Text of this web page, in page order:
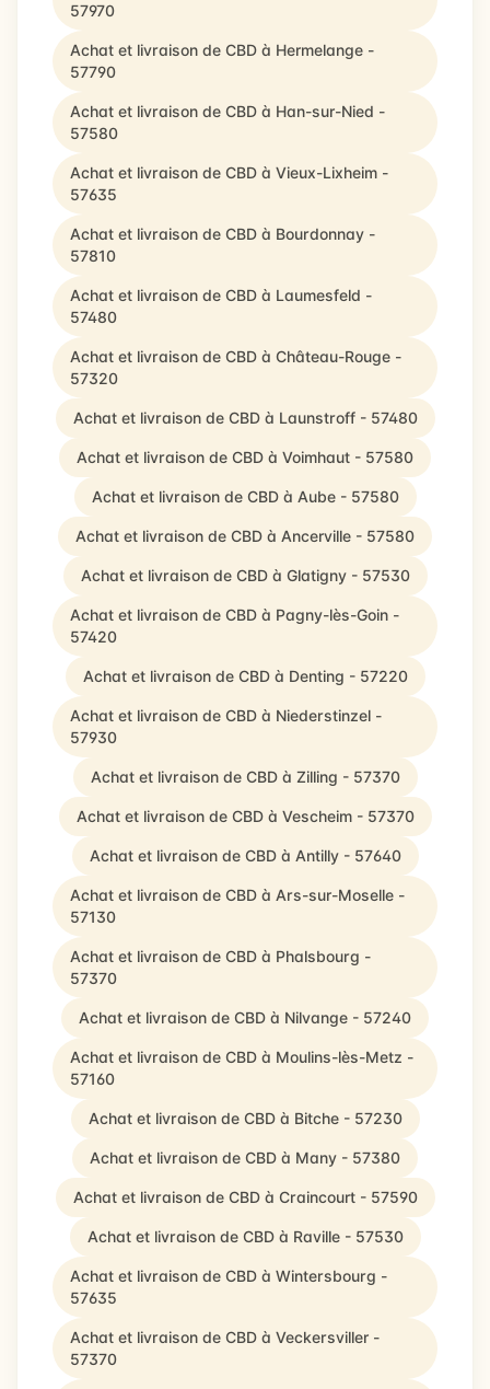
57970
Achat et livraison de CBD à Hermelange -
57790
Achat et livraison de CBD à Han-sur-Nied -
57580
Achat et livraison de CBD à Vieux-Lixheim -
57635
Achat et livraison de CBD à Bourdonnay -
57810
Achat et livraison de CBD à Laumesfeld -
57480
Achat et livraison de CBD à Château-Rouge -
57320
Achat et livraison de CBD à Launstroff - 57480
Achat et livraison de CBD à Voimhaut - 57580
Achat et livraison de CBD à Aube - 57580
Achat et livraison de CBD à Ancerville - 57580
Achat et livraison de CBD à Glatigny - 57530
Achat et livraison de CBD à Pagny-lès-Goin -
57420
Achat et livraison de CBD à Denting - 57220
Achat et livraison de CBD à Niederstinzel -
57930
Achat et livraison de CBD à Zilling - 57370
Achat et livraison de CBD à Vescheim - 57370
Achat et livraison de CBD à Antilly - 57640
Achat et livraison de CBD à Ars-sur-Moselle -
57130
Achat et livraison de CBD à Phalsbourg -
57370
Achat et livraison de CBD à Nilvange - 57240
Achat et livraison de CBD à Moulins-lès-Metz -
57160
Achat et livraison de CBD à Bitche - 57230
Achat et livraison de CBD à Many - 57380
Achat et livraison de CBD à Craincourt - 57590
Achat et livraison de CBD à Raville - 57530
Achat et livraison de CBD à Wintersbourg -
57635
Achat et livraison de CBD à Veckersviller -
57370